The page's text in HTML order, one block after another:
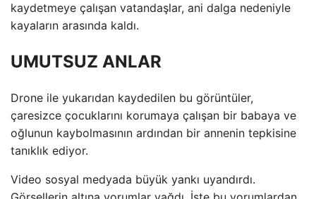
kaydetmeye çalışan vatandaşlar, ani dalga nedeniyle
kayaların arasında kaldı.
UMUTSUZ ANLAR
Drone ile yukarıdan kaydedilen bu görüntüler,
çaresizce çocuklarını korumaya çalışan bir babaya ve
oğlunun kaybolmasının ardından bir annenin tepkisine
tanıklık ediyor.
Video sosyal medyada büyük yankı uyandırdı.